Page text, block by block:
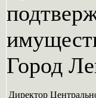
Город
Директор